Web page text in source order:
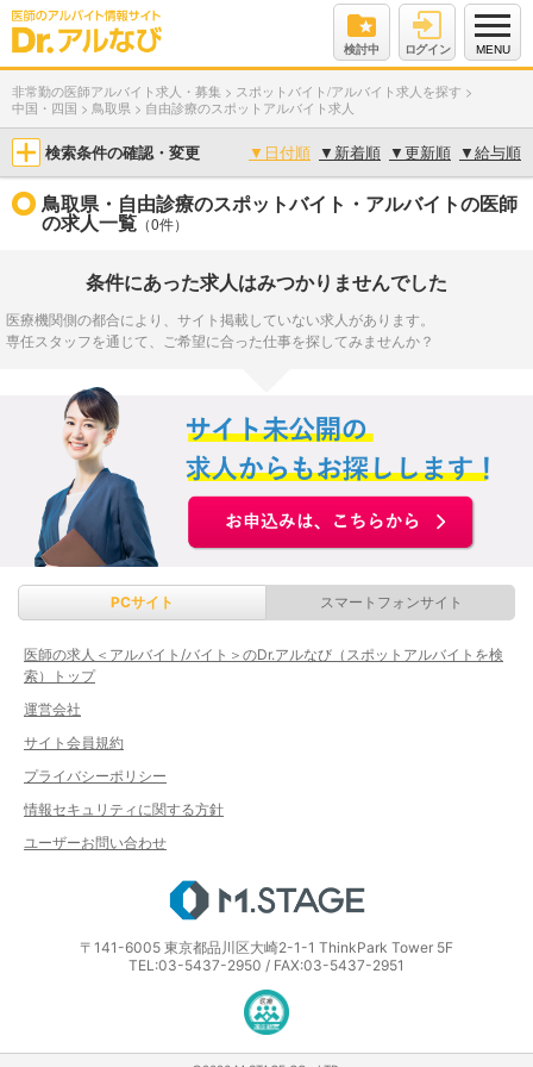
検討中 ログイン MENU
非常勤の医師アルバイト求人・募集 > スポットバイト/アルバイト求人を探す >
中国・四国 > 鳥取県 > 自由診療のスポットアルバイト求人
検索条件の確認・変更 ▼ 日付順 ▼ 新着順 ▼更新順 ▼給与順
鳥取県・自由診療のスポットバイト・アルバイトの医師
の求人一覧 （0件）
条件にあった求人はみつかりませんでした
医療機関側の都合により、サイト掲載していない求人があります。
専任スタッフを通じて、ご希望に合った仕事を探してみませんか？
PCサイト スマートフォンサイト
医師の求人＜アルバイト/バイト＞のDr.アルなび（スポットアルバイトを検
索）トップ
運営会社
サイト会員規約
プライバシーポリシー
情報セキュリティに関する方針
ユーザーお問い合わせ
〒141-6005 東京都品川区大崎2-1-1 ThinkPark Tower 5F
TEL:03-5437-2950 / FAX:03-5437-2951